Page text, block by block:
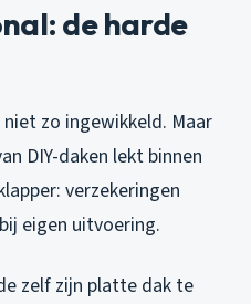
de harde
zo ingewikkeld. Maar
DIY-daken lekt binnen
verzekeringen
eigen uitvoering.
zelf zijn platte dak te